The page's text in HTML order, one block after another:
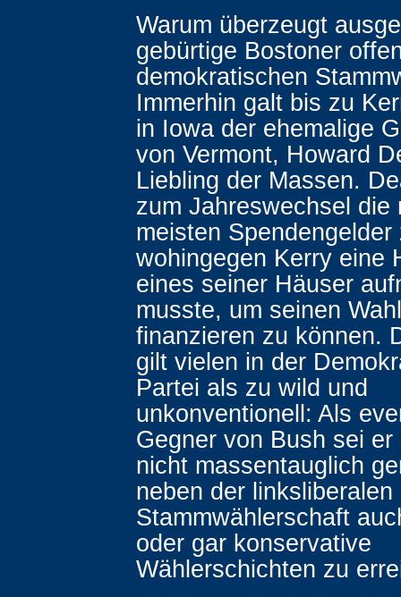
Warum überzeugt
gebürtige Bostoner
demokratischen
Immerhin galt bis zu
in Iowa der ehemalige
von Vermont, Howard
Liebling der Massen.
zum Jahreswechsel die
meisten Spendengelder
wohingegen Kerry eine
eines seiner Häuser
musste, um seinen
finanzieren zu können.
gilt vielen in der
Partei als zu wild und
unkonventionell: Als
Gegner von Bush sei er
nicht massentauglich
neben der linksliberalen
Stammwählerschaft
oder gar konservative
Wählerschichten zu